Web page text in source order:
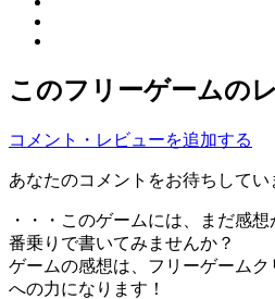
このフリーゲームの
コメント・レビューを追加する
あなたのコメントをお待ちしてい
・・・このゲームには、まだ感
番乗りで書いてみませんか？
ゲームの感想は、フリーゲーム
への力になります！